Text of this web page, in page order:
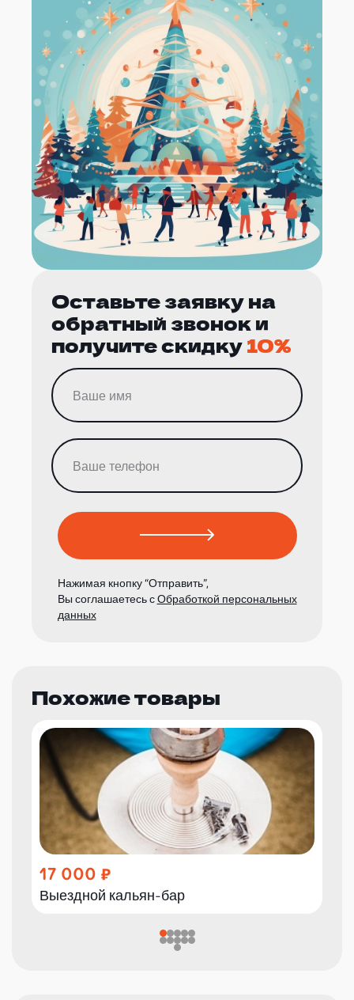
Оставьте заявку на
обратный звонок и
получите скидку10%
Нажимая кнопку “Отправить”,
Вы соглашаетесь сОбработкой персональных
данных
Похожие товары
17 000
Выездной кальян-бар